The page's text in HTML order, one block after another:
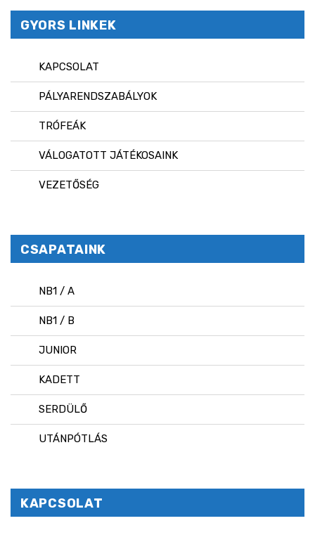
GYORS LINKEK
KAPCSOLAT
PÁLYARENDSZABÁLYOK
TRÓFEÁK
VÁLOGATOTT JÁTÉKOSAINK
VEZETŐSÉG
CSAPATAINK
NB1 / A
NB1 / B
JUNIOR
KADETT
SERDÜLŐ
UTÁNPÓTLÁS
KAPCSOLAT